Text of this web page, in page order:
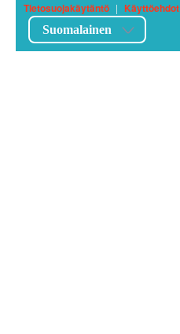
Tietosuojakäytäntö | Käyttöehdot
Suomalainen